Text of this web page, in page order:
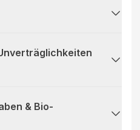
& Bio-